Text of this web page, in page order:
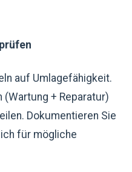
auf Umlagefähigkeit.
(Wartung + Reparatur)
Dokumentieren Sie
für mögliche